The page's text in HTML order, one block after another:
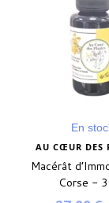
En
AU CŒUR DES
Macérât
Corse -